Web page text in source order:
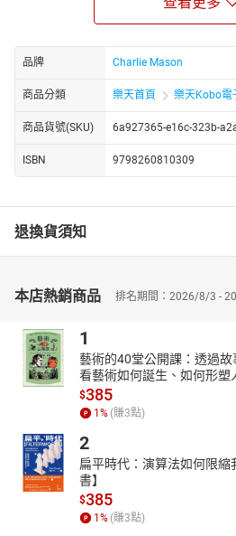
问题在于，酗酒者通常是最后一个意识
让他们承认了。但酗酒者必须承认自
帮助，帮助才会有效。没人能让酒鬼戒
这本书是所有终于准备好承认酗酒带来
复的人的完美指南。任何愿意承认酒
书。这是一份关于酗酒者需要了解的一
题是禁忌的。
• 我们将讨论一个人的酒精成瘾如何影
态如何为满足酗酒者而转变。
• 我们将讨论戒酒的最佳方法以及每种
• 而且，现在酒精不再是问题，还会有
羞耻感不在于成为酒鬼，因为人都是人
然是酗酒者。这本书就是为你准备的！
品牌 Charlie Mason
商品分類 樂天首頁 樂天Kobo電
商品貨號(SKU) 6a927365-e16c-323b-
ISBN 9798260810309
退換貨須知
本店熱銷商品 排名期間：2026/8/3 -
1
藝術的40堂公開課：透過
看藝術如何誕生、如何形塑
$385
1 % (賺3點)
2
扁平時代：演算法如何限
書】
$385
1 % (賺3點)